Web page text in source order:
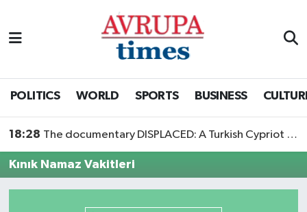
POLITICS WORLD SPORTS BUSINESS
18:28 The documentary DISPLACED: A Turkish Cypriot Story is now available to watch
Kınık Namaz Vakitleri
Nöbetçi Eczaneler
Süper Lig Puan Durumu ve Fikstür